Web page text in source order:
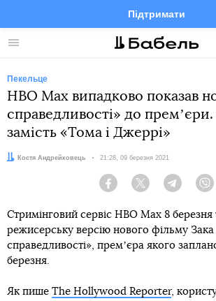
Меню
Підтримати
FacebookTelegramTwitter
Пекельце
HBO Max випадково показав
справедливості» до
замість «Тома і Джеррі»
Автор:Костя Андрейковець Дата:
21:28, 09 березня 2021
Facebook Twitter Telegram
Стримінговий сервіс HBO Max 8
режисерську версію нового фільму
справедливості», премʼєра якого
березня.
Як пише The Hollywood Reporter,